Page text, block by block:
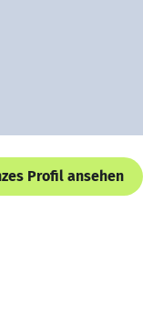
Profil ansehen